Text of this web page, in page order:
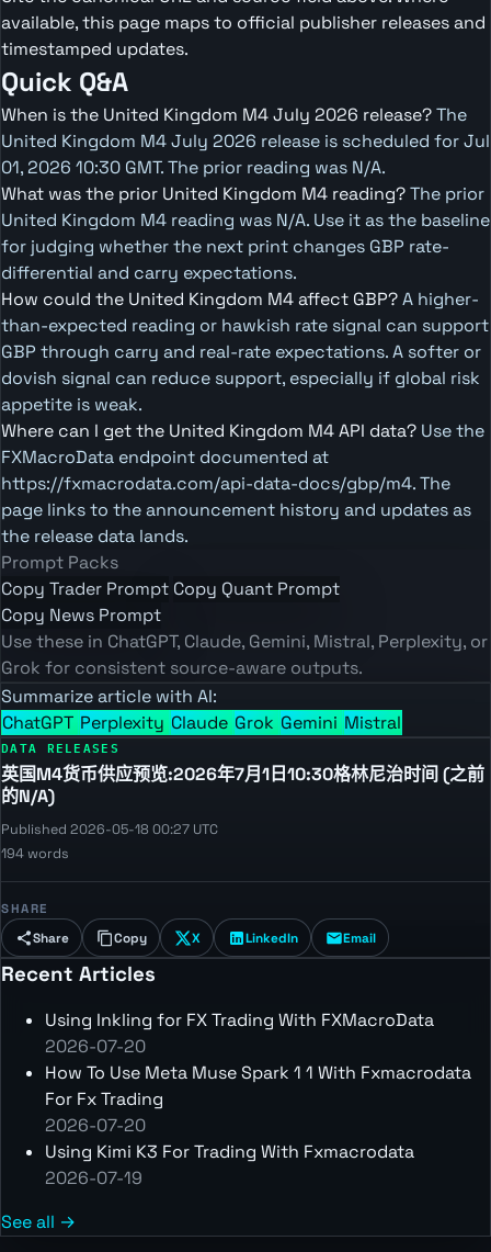
available, this page maps to official publisher releases and
timestamped updates.
Quick Q&A
When is the United Kingdom M4 July 2026 release?The
United Kingdom M4 July 2026 release is scheduled for Jul
01, 2026 10:30 GMT. The prior reading was N/A.
What was the prior United Kingdom M4 reading?The prior
United Kingdom M4 reading was N/A. Use it as the baseline
for judging whether the next print changes GBP rate-
differential and carry expectations.
How could the United Kingdom M4 affect GBP?A higher-
than-expected reading or hawkish rate signal can support
GBP through carry and real-rate expectations. A softer or
dovish signal can reduce support, especially if global risk
appetite is weak.
Where can I get the United Kingdom M4 API data? Use the
FXMacroData endpoint documented at
https://fxmacrodata.com/api-data-docs/gbp/m4. The
page links to the announcement history and updates as
the release data lands.
Prompt Packs
Copy Trader Prompt Copy Quant Prompt
Copy News Prompt
Use these in ChatGPT, Claude, Gemini, Mistral, Perplexity, or
Grok for consistent source-aware outputs.
Summarize article with AI:
ChatGPT Perplexity Claude GrokGemini Mistral
DATA RELEASES
英国M4货币供应预览:2026年7月1日10:30格林尼治时间 (之前
的N/A)
Published 2026-05-18 00:27 UTC
194 words
SHARE
Share Copy X LinkedIn Email
Recent Articles
Using Inkling for FX Trading With FXMacroData
2026-07-20
How To Use Meta Muse Spark 1 1 With Fxmacrodata
For Fx Trading
2026-07-20
Using Kimi K3 For Trading With Fxmacrodata
2026-07-19
See all →